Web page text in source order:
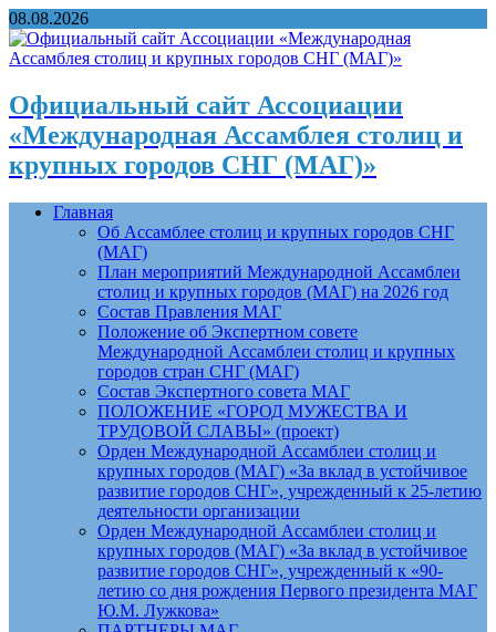
08.08.2026
Официальный сайт Ассоциации
«Международная Ассамблея столиц и
крупных городов СНГ (МАГ)»
Главная
Об Ассамблее столиц и крупных городов СНГ
(МАГ)
План мероприятий Международной Ассамблеи
столиц и крупных городов (МАГ) на 2026 год
Состав Правления МАГ
Положение об Экспертном совете
Международной Ассамблеи столиц и крупных
городов стран СНГ (МАГ)
Состав Экспертного совета МАГ
ПОЛОЖЕНИЕ «ГОРОД МУЖЕСТВА И
ТРУДОВОЙ СЛАВЫ» (проект)
Орден Международной Ассамблеи столиц и
крупных городов (МАГ) «За вклад в устойчивое
развитие городов СНГ», учрежденный к 25-летию
деятельности организации
Орден Международной Ассамблеи столиц и
крупных городов (МАГ) «За вклад в устойчивое
развитие городов СНГ», учрежденный к «90-
летию со дня рождения Первого президента МАГ
Ю.М. Лужкова»